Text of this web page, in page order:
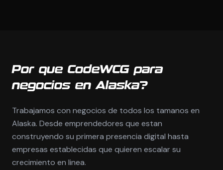
Por que CodeWCG para
negocios en Alaska?
Trabajamos con negocios de todos los tamanos en
Alaska. Desde emprendedores que estan
construyendo su primera presencia digital hasta
empresas establecidas que quieren escalar su
crecimiento en linea.